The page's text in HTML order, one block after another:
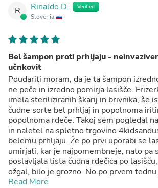
R Rinaldo D. Verified
Slovenia
Bel šampon proti prhljaju -
učnkovit
Poudariti moram, da je ta šampon
ne peče in izredno pomirja lasišče.
imela steriliziranih škarij in brivnika, še
čudne sorte bel prhljaj in popolnoma
popolnoma rdeče. Takoj sem pogledal
in naletel na spletno trgovino 4kidsandus in šampon proti
belemu prhljaju. Že po prvi uporabi se
umirjati, kar je najpomembneje, nato pa
poslavljala tista čudna rdečica po
ožgal, bilo je grozno. No po prvem
izginjalo- Šampon preventivno
Read More